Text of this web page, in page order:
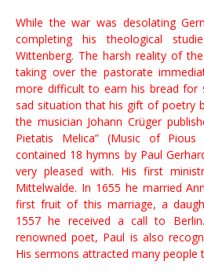
While the war was desolating
completing his theological
Wittenberg. The harsh reality of
taking over the pastorate
more difficult to earn his bread for
sad situation that his gift of poetry
the musician Johann Crüger
Pietatis Melica” (Music of Pious
contained 18 hymns by Paul
very pleased with. His first
Mittelwalde. In 1655 he married
first fruit of this marriage, a
1557 he received a call to
renowned poet, Paul is also
His sermons attracted many people